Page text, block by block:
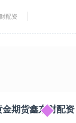
配资
期货鑫东财配资